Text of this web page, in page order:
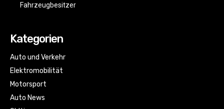
Fahrzeugbesitzer
Kategorien
Auto und Verkehr
Elektromobilität
Motorsport
Auto News